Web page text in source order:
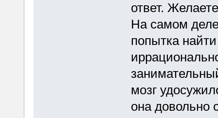
ответ.
На самом
попытка
мозг
она довольно